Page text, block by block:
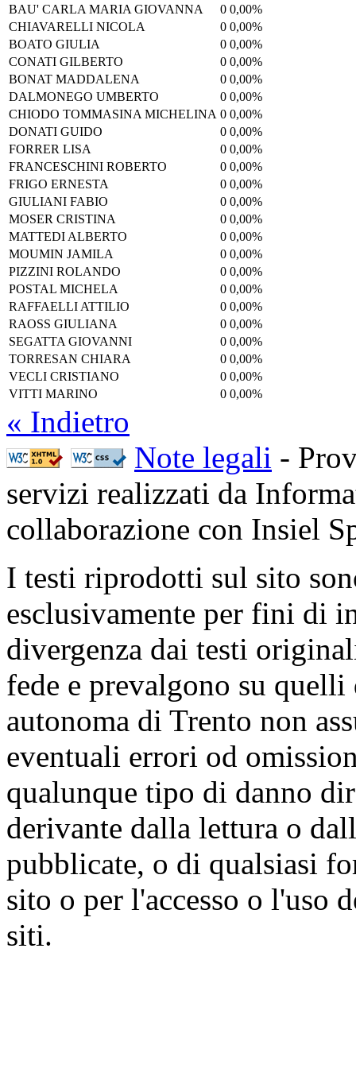
BAU' CARLA MARIA GIOVANNA
0 0,00%
CHIAVARELLI NICOLA
0 0,00%
BOATO GIULIA
0 0,00%
CONATI GILBERTO
0 0,00%
BONAT MADDALENA
0 0,00%
DALMONEGO UMBERTO
0 0,00%
CHIODO TOMMASINA MICHELINA 0 0,00%
DONATI GUIDO
0 0,00%
FORRER LISA
0 0,00%
FRANCESCHINI ROBERTO
0 0,00%
FRIGO ERNESTA
0 0,00%
GIULIANI FABIO
0 0,00%
MOSER CRISTINA
0 0,00%
MATTEDI ALBERTO
0 0,00%
MOUMIN JAMILA
0 0,00%
PIZZINI ROLANDO
0 0,00%
POSTAL MICHELA
0 0,00%
RAFFAELLI ATTILIO
0 0,00%
RAOSS GIULIANA
0 0,00%
SEGATTA GIOVANNI
0 0,00%
TORRESAN CHIARA
0 0,00%
VECLI CRISTIANO
0 0,00%
VITTI MARINO
0 0,00%
« Indietro
Note legali -
servizi realizzati da
collaborazione con Insiel
I testi riprodotti sul sito
esclusivamente per fini di
divergenza dai testi
fede e prevalgono su
autonoma di Trento non
eventuali errori od
qualunque tipo di danno
derivante dalla lettura o
pubblicate, o di qualsiasi
sito o per l'accesso o l'uso
siti.